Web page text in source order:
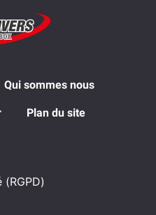
Qui sommes nous
Plan du site